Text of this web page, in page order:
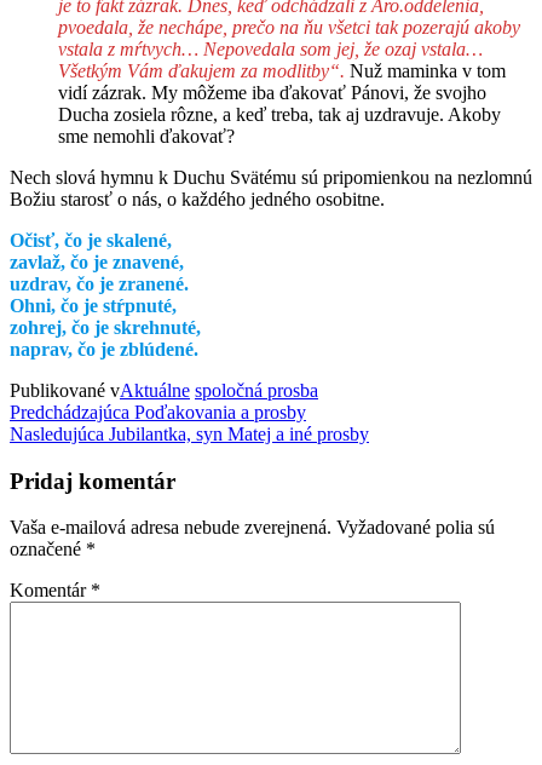
je to fakt zázrak. Dnes, keď odchádzali z Aro.oddelenia,
pvoedala, že nechápe, prečo na ňu všetci tak pozerajú akoby
vstala z mŕtvych… Nepovedala som jej, že ozaj vstala…
Všetkým Vám ďakujem za modlitby“. Nuž maminka v tom
vidí zázrak. My môžeme iba ďakovať Pánovi, že svojho
Ducha zosiela rôzne, a keď treba, tak aj uzdravuje. Akoby
sme nemohli ďakovať?
Nech slová hymnu k Duchu Svätému sú pripomienkou na nezlomnú
Božiu starosť o nás, o každého jedného osobitne.
Očisť, čo je skalené,
zavlaž, čo je znavené,
uzdrav, čo je zranené.
Ohni, čo je stŕpnuté,
zohrej, čo je skrehnuté,
naprav, čo je zblúdené.
Publikované vAktuálne spoločná prosba
Predchádzajúca Poďakovania a prosby
Nasledujúca Jubilantka, syn Matej a iné prosby
Pridaj komentár
Vaša e-mailová adresa nebude zverejnená. Vyžadované polia sú
označené *
Komentár *